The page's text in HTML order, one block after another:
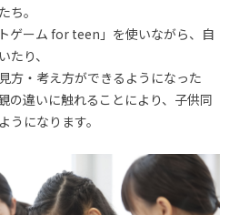
ち。
ゲーム for teen」を使いながら、自
り、
方・考え方ができるようになった
の違いに触れることにより、子供同
うになります。